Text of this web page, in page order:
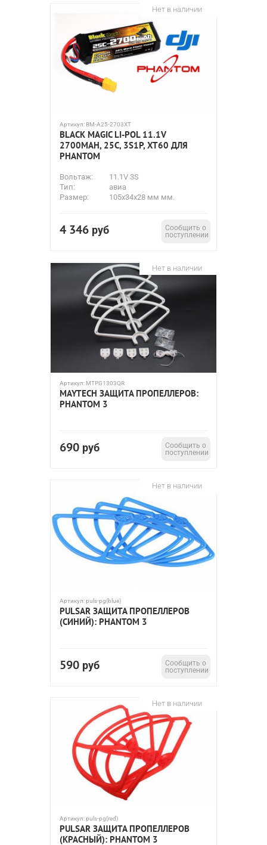
Нет в наличии
Артикул: BM-A25-2703XT
BLACK MAGIC LI-POL 11.1V
2700MAH, 25C, 3S1P, XT60 ДЛЯ
PHANTOM
Вольтаж:
11.1V 3S
Тип:
авиа
Размер:
105x34x28 мм мм.
4 346 руб
Сообщить о
поступлении
Нет в наличии
Артикул: MTPG1303QR
MAYTECH ЗАЩИТА ПРОПЕЛЛЕРОВ:
PHANTOM 3
690 руб
Сообщить о
поступлении
Нет в наличии
Артикул:puls-pg(blue)
PULSAR ЗАЩИТА ПРОПЕЛЛЕРОВ
(СИНИЙ): PHANTOM 3
590 руб
Сообщить о
поступлении
Нет в наличии
Артикул:puls-pg(red)
PULSAR ЗАЩИТА ПРОПЕЛЛЕРОВ
(КРАСНЫЙ): PHANTOM 3